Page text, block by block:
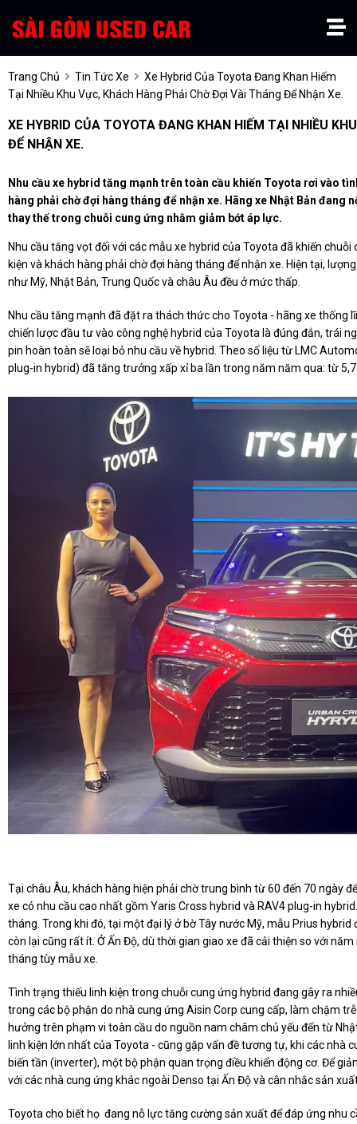
Trang Chủ Tin Tức Xe
Xe Hybrid Của Toyota Đang Khan Hiếm
Tại Nhiều Khu Vực, Khách Hàng Phải Chờ Đợi Vài Tháng Để Nhận Xe.
XE HYBRID CỦA TOYOTA ĐANG KHAN HIẾM TẠI NHIỀU
ĐỂ NHẬN XE.
Nhu cầu xe hybrid tăng mạnh trên toàn cầu khiến Toyota rơi vào
hàng phải chờ đợi hàng tháng để nhận xe. Hãng xe Nhật Bản
thay thế trong chuỗi cung ứng nhằm giảm bớt áp lực.
Nhu cầu tăng vọt đối với các mẫu xe hybrid của Toyota đã khiến
kiện và khách hàng phải chờ đợi hàng tháng để nhận xe. Hiện tại,
như Mỹ, Nhật Bản, Trung Quốc và châu Âu đều ở mức thấp.
Nhu cầu tăng mạnh đã đặt ra thách thức cho Toyota - hãng xe thống
chiến lược đầu tư vào công nghệ hybrid của Toyota là đúng đắn, trái
pin hoàn toàn sẽ loại bỏ nhu cầu về hybrid. Theo số liệu từ LMC
plug-in hybrid) đã tăng trưởng xấp xỉ ba lần trong năm năm qua: từ
Tại châu Âu, khách hàng hiện phải chờ trung bình từ 60 đến 70 ngày
xe có nhu cầu cao nhất gồm Yaris Cross hybrid và RAV4 plug-in
tháng. Trong khi đó, tại một đại lý ở bờ Tây nước Mỹ, mẫu Prius
còn lại cũng rất ít. Ở Ấn Độ, dù thời gian giao xe đã cải thiện so với
tháng tùy mẫu xe.
Tình trạng thiếu linh kiện trong chuỗi cung ứng hybrid đang gây ra
trong các bộ phận do nhà cung ứng Aisin Corp cung cấp, làm chậm
hưởng trên phạm vi toàn cầu do nguồn nam châm chủ yếu đến từ
linh kiện lớn nhất của Toyota - cũng gặp vấn đề tương tự, khi các nhà
biến tần (inverter), một bộ phận quan trọng điều khiển động cơ. Để
với các nhà cung ứng khác ngoài Denso tại Ấn Độ và cân nhắc sản
Toyota cho biết họ đang nỗ lực tăng cường sản xuất để đáp ứng nhu